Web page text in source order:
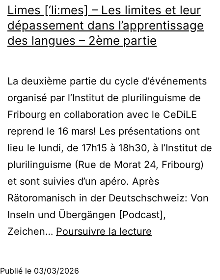
Luisa
Minelli
&
Caprara
[Compte-
rendu]
Limes [‘li:mes] – Les limites et leur
dépassement dans l’apprentissage
des langues – 2ème partie
La deuxième partie du cycle d’événements
organisé par l’Institut de plurilinguisme de
Fribourg en collaboration avec le CeDiLE
reprend le 16 mars! Les présentations ont
lieu le lundi, de 17h15 à 18h30, à l’Institut de
plurilinguisme (Rue de Morat 24, Fribourg)
et sont suivies d’un apéro. Après
Rätoromanisch in der Deutschschweiz: Von
Inseln und Übergängen [Podcast],
Zeichen… Poursuivre la lecture
Publié le 03/03/2026